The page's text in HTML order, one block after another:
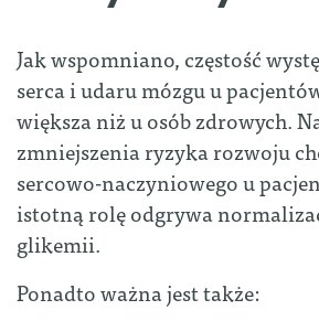
Jak wspomniano, częstość
serca i udaru mózgu u
większa niż u osób zdrowych.
zmniejszenia ryzyka rozwoju
sercowo-naczyniowego u
istotną rolę odgrywa
glikemii.
Ponadto ważna jest także: